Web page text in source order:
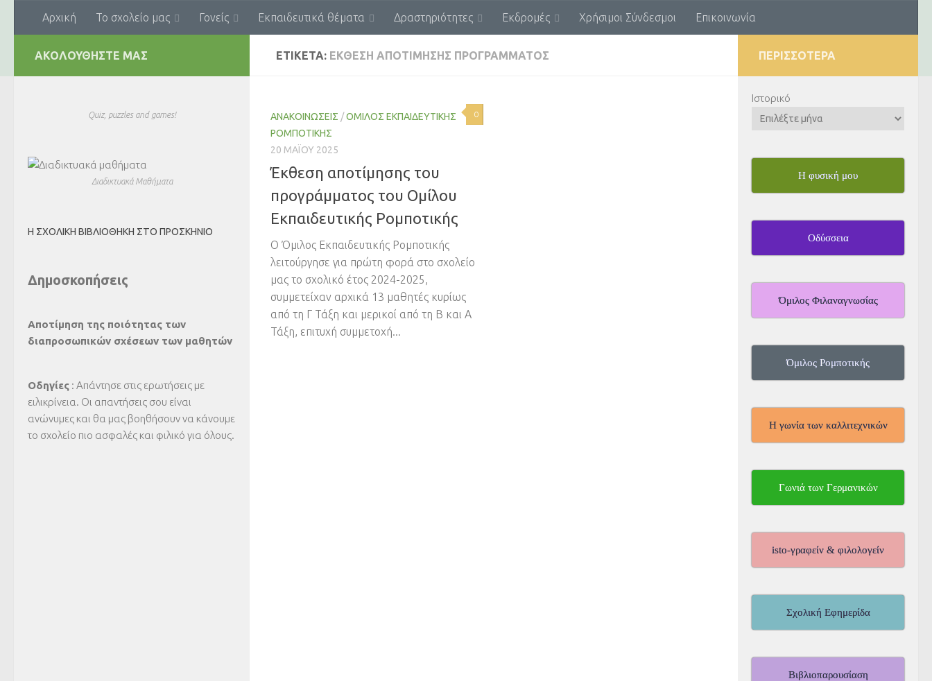
Skip to content
Αρχική Το σχολείο μας Γονείς Εκπαιδευτικά θέματα Δραστηριότητες Εκδρομές Χρήσιμοι Σύνδεσμοι Επικοινωνία
ΕΤΙΚΈΤΑ: ΈΚΘΕΣΗ ΑΠΟΤΊΜΗΣΗΣ ΠΡΟΓΡΆΜΜΑΤΟΣ
0
ΑΝΑΚΟΙΝΏΣΕΙΣ /ΌΜΙΛΟΣ ΕΚΠΑΙΔΕΥΤΙΚΉΣ
ΡΟΜΠΟΤΙΚΉΣ
20 ΜΑΪ́ΟΥ 2025
Έκθεση αποτίμησης του
προγράμματος του Ομίλου
Εκπαιδευτικής Ρομποτικής
Ο Όμιλος Εκπαιδευτικής Ρομποτικής
λειτούργησε για πρώτη φορά στο σχολείο
μας το σχολικό έτος 2024-2025,
συμμετείχαν αρχικά 13 μαθητές κυρίως
από τη Γ Τάξη και μερικοί από τη Β και Α
Τάξη, επιτυχή συμμετοχή...
ΑΚΟΛΟΥΘΉΣΤΕ ΜΑΣ
Quiz, puzzles and games!
Διαδικτυακά Μαθήματα
Η ΣΧΟΛΙΚΉ ΒΙΒΛΙΟΘΉΚΗ ΣΤΟ ΠΡΟΣΚΉΝΙΟ
Δημοσκοπήσεις
Αποτίμηση της ποιότητας των
διαπροσωπικών σχέσεων των μαθητών
Οδηγίες : Απάντησε στις ερωτήσεις με
ειλικρίνεια. Οι απαντήσεις σου είναι
ανώνυμες και θα μας βοηθήσουν να κάνουμε
το σχολείο πιο ασφαλές και φιλικό για όλους.
ΠΕΡΙΣΣΌΤΕΡΑ
Ιστορικό
Η φυσική μου
Οδύσσεια
Όμιλος Φιλαναγνωσίας
Όμιλος Ρομποτικής
Η γωνία των καλλιτεχνικών
Γωνιά των Γερμανικών
isto-γραφείν & φιλολογείν
Σχολική Εφημερίδα
Βιβλιοπαρουσίαση